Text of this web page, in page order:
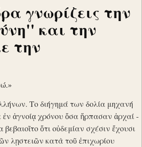
γνωρίζεις την
και την
την
Το διήγημά των δολία μηχανή
ἀγνοίᾳ χρόνου ὅσα ἥρπασαν ἀρχαί -
ὅτι οὐδεμίαν σχέσιν ἔχουσι
λῃστειῶν κατὰ τοῦ ἐπιχωρίου